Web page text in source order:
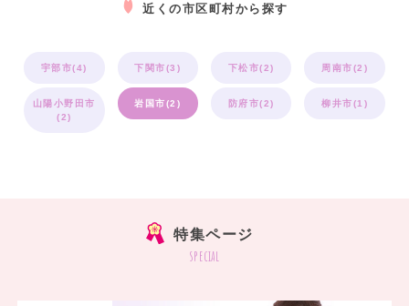
近くの市区町村から探す
宇部市(4) 下関市(3) 下松市(2) 周南市(2)
山陽小野田市
(2)
岩国市(2) 防府市(2) 柳井市(1)
特集ページ
special